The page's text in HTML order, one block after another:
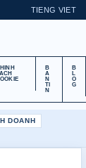
TIENG VIET
B
A
N
TI
N
B
L
O
G
DOANH